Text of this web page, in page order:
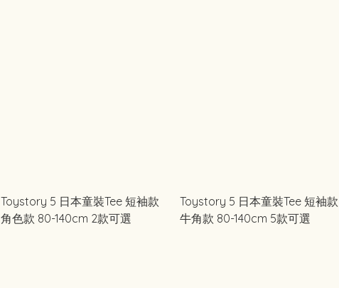
Toystory 5 日本童裝Tee 短袖款
角色款 80-140cm 2款可選
Toystory 5 日本童裝Tee 短袖款
牛角款 80-140cm 5款可選